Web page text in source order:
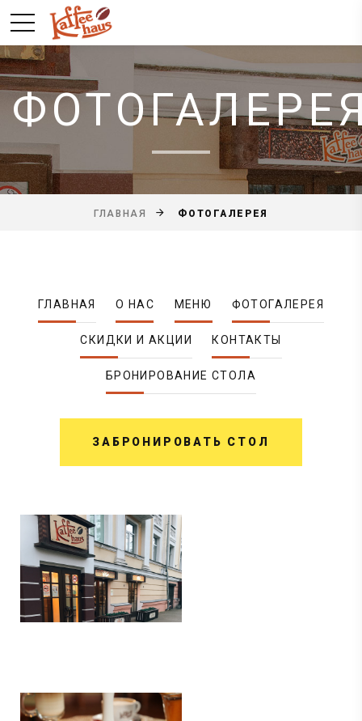
ГЛАВНАЯ ФОТОГАЛЕРЕЯ
ГЛАВНАЯ О НАС МЕНЮ ФОТОГАЛЕРЕЯ
СКИДКИ И АКЦИИ КОНТАКТЫ
БРОНИРОВАНИЕ СТОЛА
ЗАБРОНИРОВАТЬ СТОЛ